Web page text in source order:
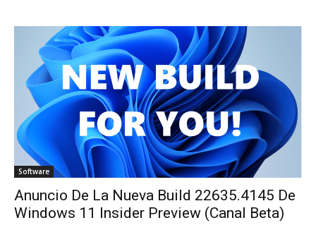
Software
Anuncio De La Nueva Build 22635.4145 De
Windows 11 Insider Preview (Canal Beta)